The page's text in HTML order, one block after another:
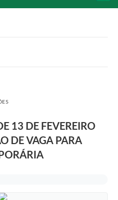
13 DE FEVEREIRO
DE VAGA PARA